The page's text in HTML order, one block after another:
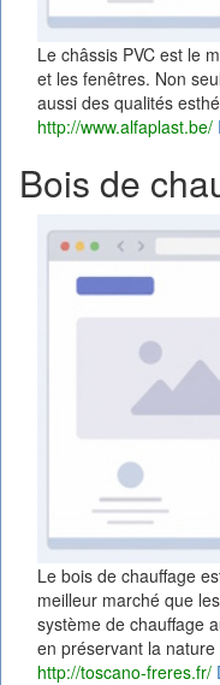
Le châssis PVC est le
et les fenêtres. Non
aussi des qualités
http://www.alfaplast.be/
Bois de
Le bois de chauffage
meilleur marché que
système de chauffage
en préservant la nature
http://toscano-freres.fr/